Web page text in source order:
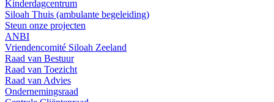
Kinderdagcentrum
Siloah Thuis (ambulante begeleiding)
Steun onze projecten
ANBI
Vriendencomité Siloah Zeeland
Raad van Bestuur
Raad van Toezicht
Raad van Advies
Ondernemingsraad